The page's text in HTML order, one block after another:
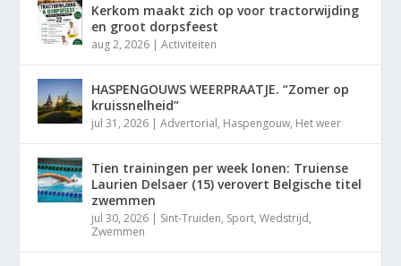
Kerkom maakt zich op voor tractorwijding
en groot dorpsfeest
aug 2, 2026 |Activiteiten
HASPENGOUWS WEERPRAATJE. “Zomer op
kruissnelheid”
jul 31, 2026 |Advertorial, Haspengouw, Het weer
Tien trainingen per week lonen: Truiense
Laurien Delsaer (15) verovert Belgische titel
zwemmen
jul 30, 2026 | Sint-Truiden, Sport,Wedstrijd,
Zwemmen